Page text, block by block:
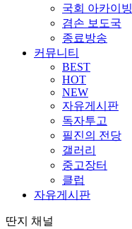
국회 아카이빙
겸손 보도국
종료방송
커뮤니티
BEST
HOT
NEW
자유게시판
독자투고
필진의 전당
갤러리
중고장터
클럽
자유게시판
딴지 채널